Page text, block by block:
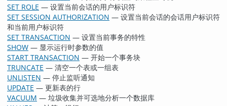
SET ROLE — 设置当前会话的用户标识符
SET SESSION AUTHORIZATION — 设置当前会话的会话用户标识符
和当前用户标识符
SET TRANSACTION — 设置当前事务的特性
SHOW — 显示运行时参数的值
START TRANSACTION — 开始一个事务块
TRUNCATE — 清空一个表或一组表
UNLISTEN — 停止监听通知
UPDATE — 更新表的行
VACUUM — 垃圾收集并可选地分析一个数据库